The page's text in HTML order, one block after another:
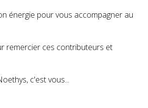
énergie pour vous accompagner au
remercier ces contributeurs et
c'est vous...